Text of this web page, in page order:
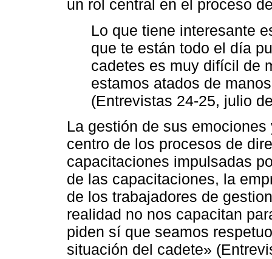
un rol central en el proceso
Lo que tiene interesante
que te están todo el día
cadetes es muy difícil de
estamos atados de
(Entrevistas 24-25, julio
La gestión de sus
centro de los procesos de
capacitaciones impulsadas
de las capacitaciones, la
de los trabajadores de
realidad no nos capacitan
piden sí que seamos
situación del cadete»